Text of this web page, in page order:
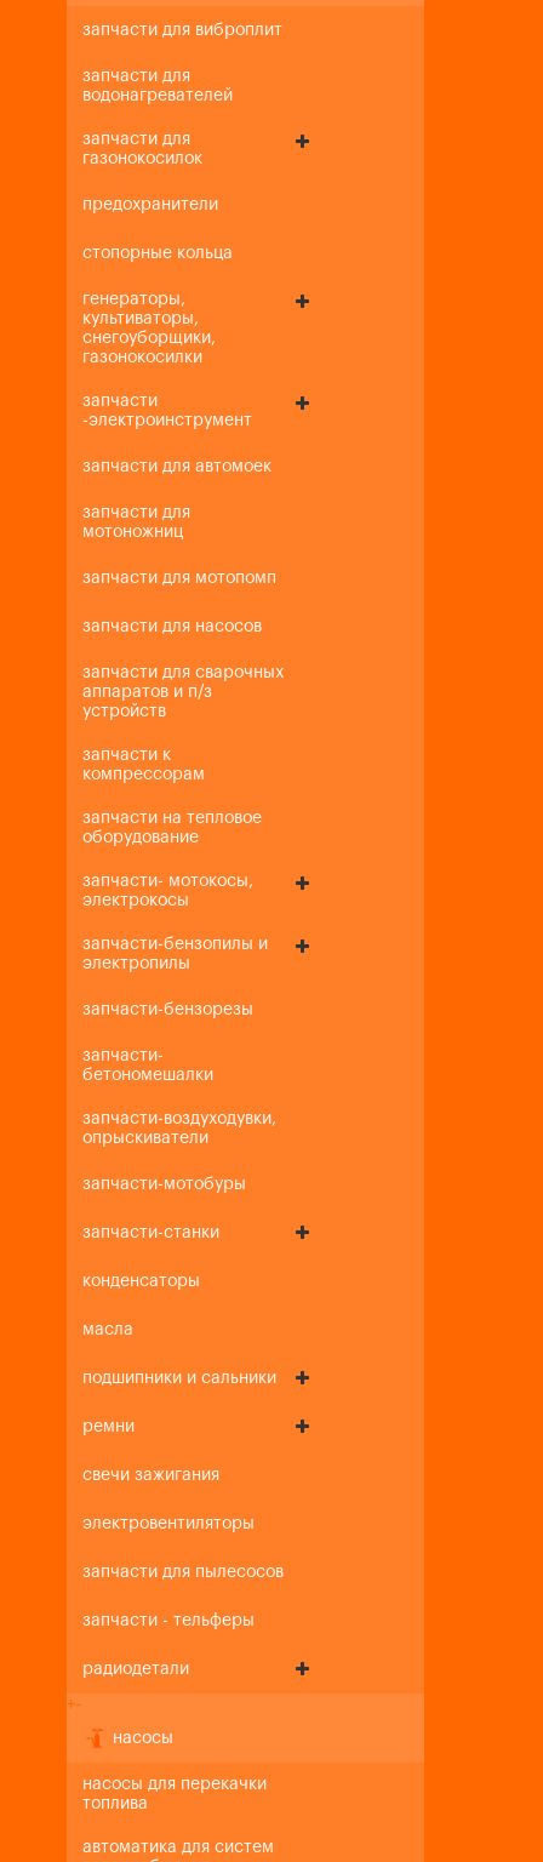
запчасти для виброплит
запчасти для
водонагревателей
запчасти для
газонокосилок
предохранители
стопорные кольца
генераторы,
культиваторы,
снегоуборщики,
газонокосилки
запчасти
-электроинструмент
запчасти для автомоек
запчасти для
мотоножниц
запчасти для мотопомп
запчасти для насосов
запчасти для сварочных
аппаратов и п/з
устройств
запчасти к
компрессорам
запчасти на тепловое
оборудование
запчасти- мотокосы,
электрокосы
запчасти-бензопилы и
электропилы
запчасти-бензорезы
запчасти-
бетономешалки
запчасти-воздуходувки,
опрыскиватели
запчасти-мотобуры
запчасти-станки
конденсаторы
масла
подшипники и сальники
ремни
свечи зажигания
электровентиляторы
запчасти для пылесосов
запчасти - тельферы
радиодетали
+-
насосы
насосы для перекачки
топлива
автоматика для систем